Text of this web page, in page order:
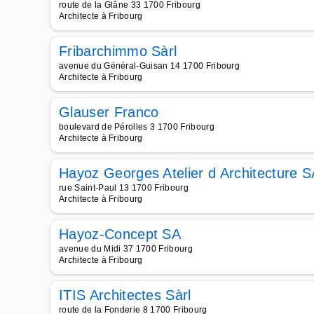
route de la Glâne 33 1700 Fribourg
Architecte à Fribourg
Fribarchimmo Sàrl
avenue du Général-Guisan 14 1700 Fribourg
Architecte à Fribourg
Glauser Franco
boulevard de Pérolles 3 1700 Fribourg
Architecte à Fribourg
Hayoz Georges Atelier d Architecture
rue Saint-Paul 13 1700 Fribourg
Architecte à Fribourg
Hayoz-Concept SA
avenue du Midi 37 1700 Fribourg
Architecte à Fribourg
ITIS Architectes Sàrl
route de la Fonderie 8 1700 Fribourg